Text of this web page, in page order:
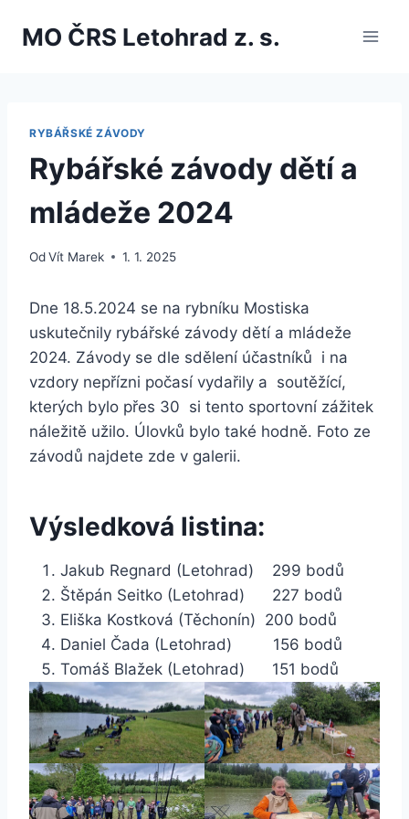
MO ČRS Letohrad z. s.
RYBÁŘSKÉ ZÁVODY
Rybářské závody dětí a
mládeže 2024
OdVít Marek 1. 1. 2025
Dne 18.5.2024 se na rybníku Mostiska
uskutečnily rybářské závody dětí a mládeže
2024. Závody se dle sdělení účastníků i na
vzdory nepřízni počasí vydařily a soutěžící,
kterých bylo přes 30 si tento sportovní zážitek
náležitě užilo. Úlovků bylo také hodně. Foto ze
závodů najdete zde v galerii.
Výsledková listina:
Jakub Regnard (Letohrad) 299 bodů
Štěpán Seitko (Letohrad) 227 bodů
Eliška Kostková (Těchonín) 200 bodů
Daniel Čada (Letohrad) 156 bodů
Tomáš Blažek (Letohrad) 151 bodů